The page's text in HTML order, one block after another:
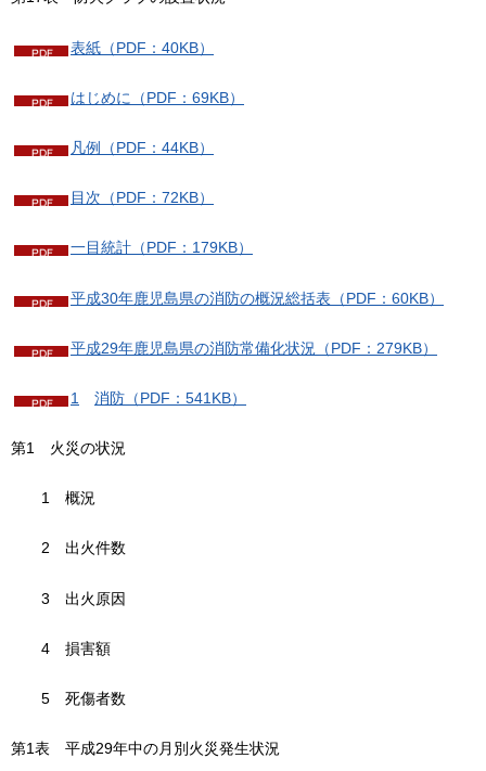
表紙（PDF：40KB）
はじめに（PDF：69KB）
凡例（PDF：44KB）
目次（PDF：72KB）
一目統計（PDF：179KB）
平成30年鹿児島県の消防の概況総括表（PDF：60KB）
平成29年鹿児島県の消防常備化状況（PDF：279KB）
1 消防（PDF：541KB）
第1 火災の状況
1 概況
2 出火件数
3 出火原因
4 損害額
5 死傷者数
第1表 平成29年中の月別火災発生状況